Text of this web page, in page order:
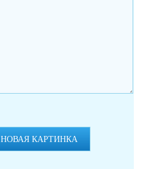
НОВАЯ КАРТИНКА